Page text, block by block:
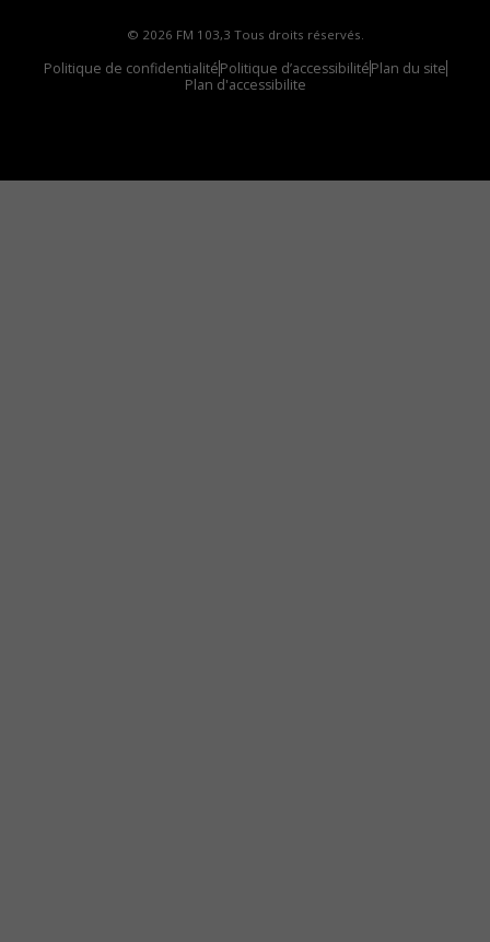
© 2026 FM 103,3 Tous droits réservés.
Politique de confidentialitéPolitique d’accessibilitéPlan du site
Plan d'accessibilite